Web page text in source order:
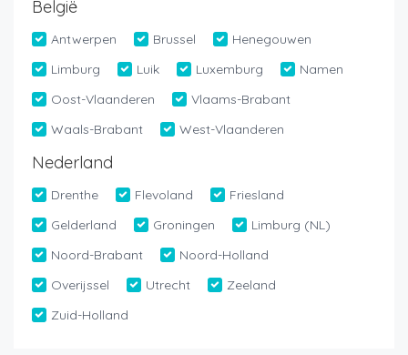
België
Antwerpen Brussel
Henegouwen
Limburg
Luik Luxemburg
Namen
Oost-Vlaanderen
Vlaams-Brabant
Waals-Brabant
West-Vlaanderen
Nederland
Drenthe Flevoland
Friesland
Gelderland
Groningen
Limburg (NL)
Noord-Brabant
Noord-Holland
Overijssel
Utrecht
Zeeland
Zuid-Holland